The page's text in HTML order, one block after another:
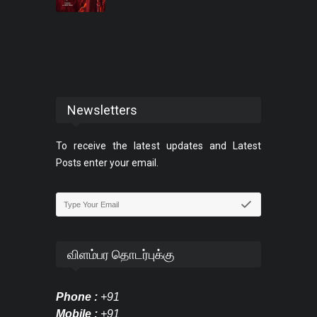
Newsletters
To receive the latest updates and Latest
Posts enter your email.
விளம்பர தொடர்புக்கு
Phone : +91
Mobile : +91